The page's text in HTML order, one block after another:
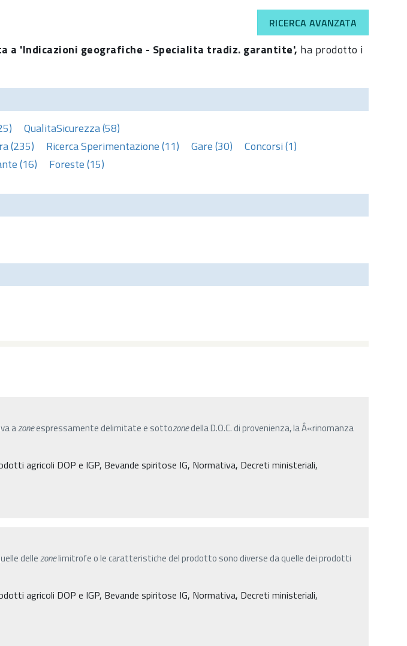
RICERCA AVANZATA
'Indicazioni geografiche - Specialita tradiz. garantite', ha prodotto i
QualitaSicurezza (58)
(235) Ricerca Sperimentazione (11) Gare (30)
Concorsi (1)
(16) Foreste (15)
azoneespressamente delimitate e sottozonedella D.O.C. di provenienza, la Â«rinomanza
agricoli DOP e IGP, Bevande spiritose IG, Normativa, Decreti ministeriali,
dellezonelimitrofe o le caratteristiche del prodotto sono diverse da quelle dei prodotti
agricoli DOP e IGP, Bevande spiritose IG, Normativa, Decreti ministeriali,